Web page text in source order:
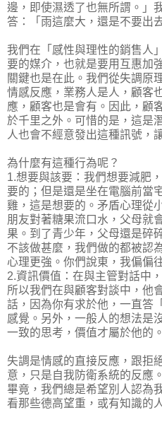
邊，即使濕透了也無所謂。」
答：「雨這麼大，還是不要出
我們在「感性與理性的銷售人
要的媒介，也就是要用互惠加
關鍵也是在此。我們從失調原
情感反應，業務人是人，顧客
應，顧客也是會有。因此，顧
於千里之外。可惜的是，這是
人也會不經意發出這種訊號，
為什麼有這種行為呢？
1.想要與該要：我們想要減肥
要的；但是還是坐在電腦前當
雞，這是想要的。矛盾心理從
朋友對著糖果流口水，父母就
果。到了青少年，父母還是碎
不該做甚麼，我們做的都被認
心理更強。你們說東，我偏偏
2.資訊價值：在與主管對話中
所以我們在與顧客對談中，他
話，因為你有求於他，一直答
感覺。另外，一般人的想法是
一致的思考，價值才屬於他的。
失調是情感的直接反應，跟拒
意，只是自我防衛系統的反應
畢竟，我們總是希望別人認為
看那些德高望重，或有知識的